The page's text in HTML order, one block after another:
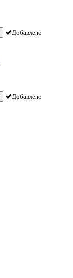
Добавлено
Добавлено